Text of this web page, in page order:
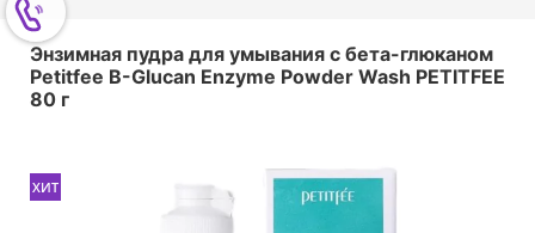
Энзимная пудра для умывания с бета-глюканом
Petitfee B-Glucan Enzyme Powder Wash PETITFEE
80 г
ХИТ